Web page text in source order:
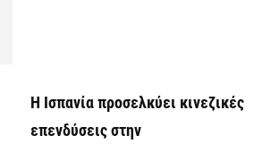
Η Ισπανία προσελκύει κινεζικές
επενδύσεις στην